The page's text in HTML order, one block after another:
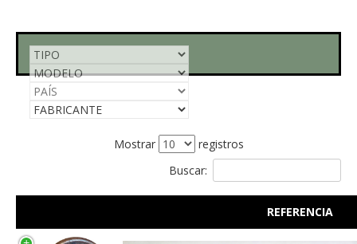
Mostrar
registros
Buscar:
REFERENCIA